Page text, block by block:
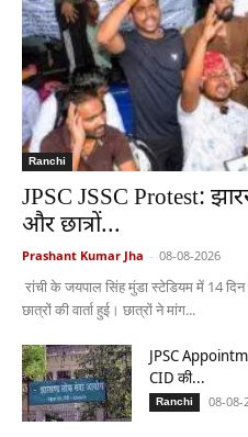
Ranchi
JPSC JSSC Protest:
और छात्रों...
Prashant Kumar Jha - 08-08-2026
रांची के जयपाल सिंह मुंडा स्टेडियम में 14
छात्रों की वार्ता हुई। छात्रों ने मांग...
JPSC
CID की...
Ranchi 08-08-